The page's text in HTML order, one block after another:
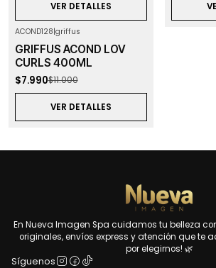
VER DETALLES
Agotado
ACOND128|griffus
GRIFFUS ACOND LOV
CURLS 400ML
$7.990$11.000
VER DETALLES
En Nueva Imagen Spa cuidamos tu belleza
originales, envíos express y atención que te
por elegirnos! 🌿
Síguenos